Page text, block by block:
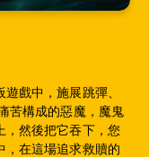
戲中，施展跳彈、
苦構成的惡魔，魔鬼
，然後把它吞下，您
，在這場追求救贖的